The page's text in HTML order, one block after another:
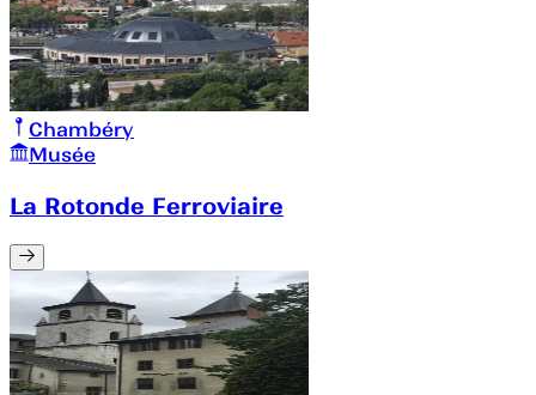
Chambéry
Musée
La Rotonde Ferroviaire